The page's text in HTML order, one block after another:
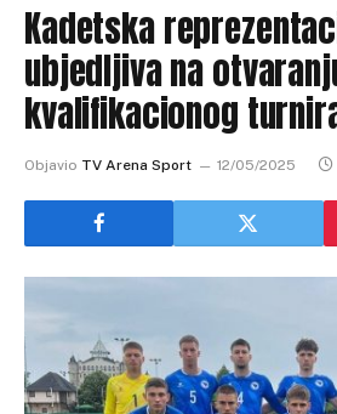
Kadetska
ubjedljiva na
kvalifikacionog
Objavio TV Arena Sport 12/05/2025